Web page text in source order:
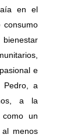
en el
consumo
e
Pedro, a
a la
un
menos